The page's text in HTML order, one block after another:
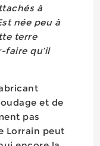
à
née peu à
terre
faire qu’il
et de
pas
Lorrain peut